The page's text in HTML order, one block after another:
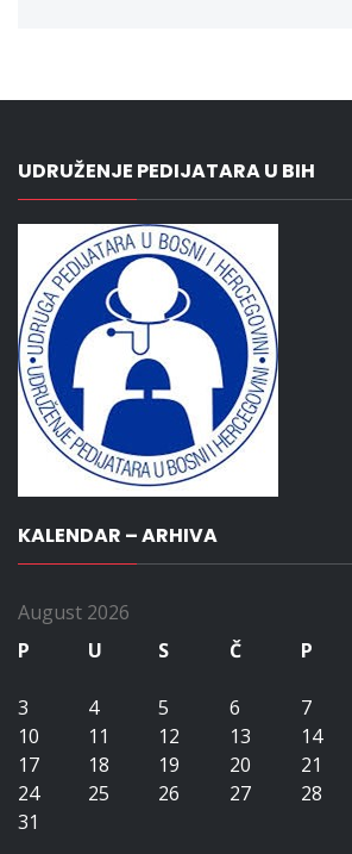
UDRUŽENJE PEDIJATARA U BIH
KALENDAR – ARHIVA
August 2026
P
U S Č P
3
4 5 6 7
10
11 12 13 14
17
18 19 20 21
24
25 26 27 28
31